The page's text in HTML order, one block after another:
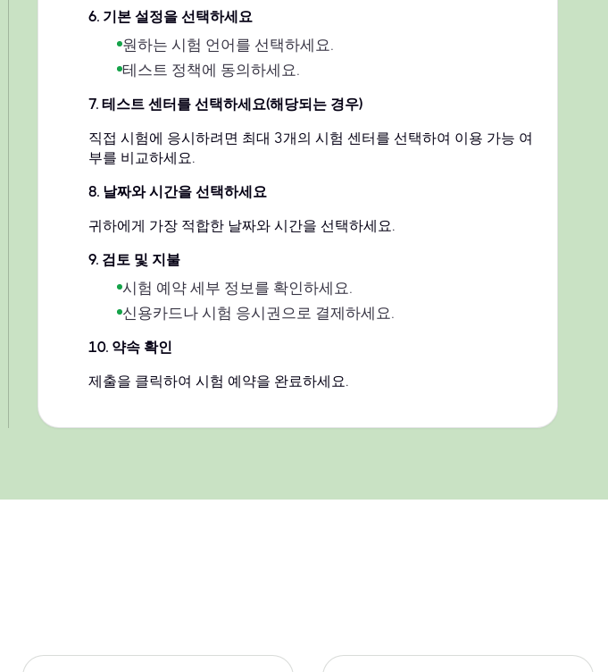
6. 기본 설정을 선택하세요
원하는 시험 언어를 선택하세요.
테스트 정책에 동의하세요.
7. 테스트 센터를 선택하세요(해당되는 경우)
직접 시험에 응시하려면 최대 3개의 시험 센터를 선택하여 이용 가능 여
부를 비교하세요.
8. 날짜와 시간을 선택하세요
귀하에게 가장 적합한 날짜와 시간을 선택하세요.
9. 검토 및 지불
시험 예약 세부 정보를 확인하세요.
신용카드나 시험 응시권으로 결제하세요.
10. 약속 확인
제출을 클릭하여 시험 예약을 완료하세요.